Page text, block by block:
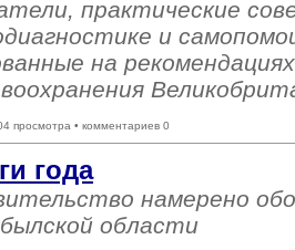
практические
и
на
просмотра • комментариев 0
года
намерено
области